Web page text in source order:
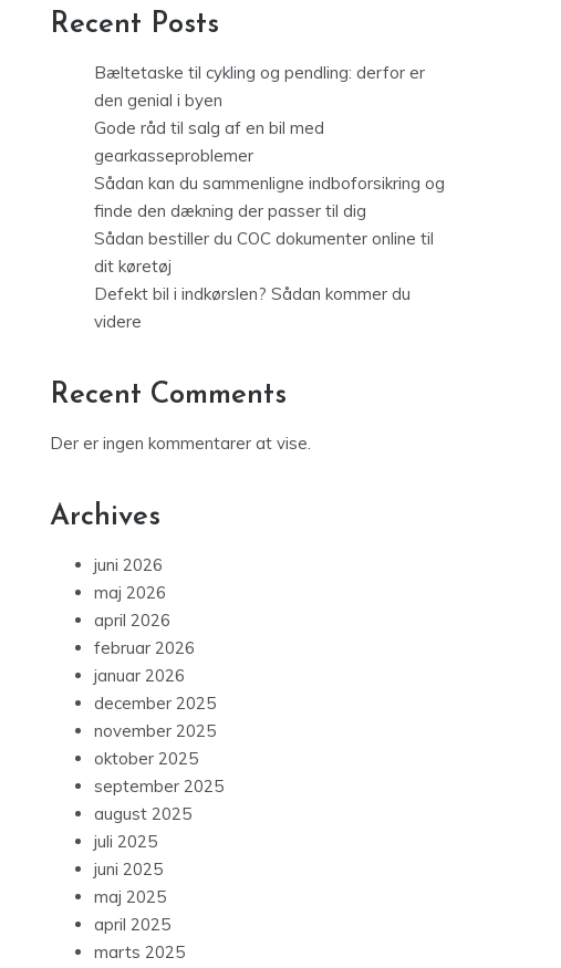
Recent Posts
Bæltetaske til cykling og pendling: derfor er
den genial i byen
Gode råd til salg af en bil med
gearkasseproblemer
Sådan kan du sammenligne indboforsikring og
finde den dækning der passer til dig
Sådan bestiller du COC dokumenter online til
dit køretøj
Defekt bil i indkørslen? Sådan kommer du
videre
Recent Comments
Der er ingen kommentarer at vise.
Archives
juni 2026
maj 2026
april 2026
februar 2026
januar 2026
december 2025
november 2025
oktober 2025
september 2025
august 2025
juli 2025
juni 2025
maj 2025
april 2025
marts 2025